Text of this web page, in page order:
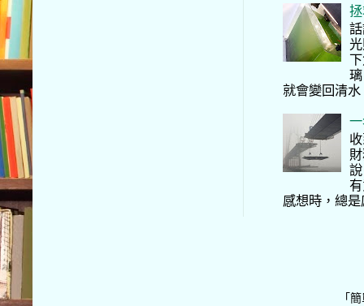
就會變回清
感想時，總
「